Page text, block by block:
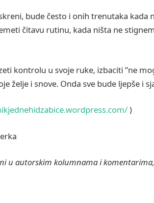
bude često i onih trenutaka kada
čitavu rutinu, kada ništa ne
kontrolu u svoje ruke, izbaciti ”ne
želje i snove. Onda sve bude ljepše i
)
u autorskim kolumnama i